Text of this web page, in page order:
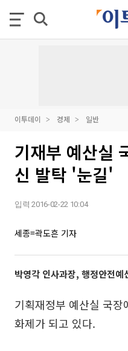
이투데이 경제 일반
기재부 예산실
신 발탁 '눈길'
입력 2016-02-22 10:04
세종=곽도흔 기자
박영각 인사과장, 행정안전예
기획재정부 예산실 국
화제가 되고 있다.